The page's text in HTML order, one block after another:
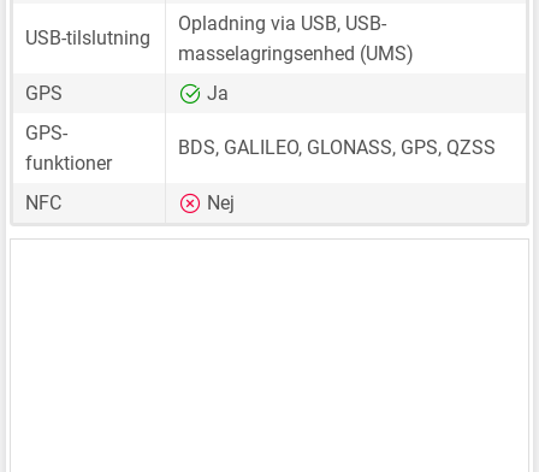
USB-tilslutning
Opladning via USB, USB-
masselagringsenhed (UMS)
GPS
Ja
GPS-
funktioner
BDS, GALILEO, GLONASS, GPS, QZSS
NFC Nej